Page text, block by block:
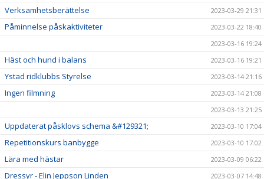
Verksamhetsberättelse 2023-03-29 21:31
Påminnelse påskaktiviteter
2023-03-22 18:40
2023-03-16 19:24
Häst och hund i balans 2023-03-16 19:21
Ystad ridklubbs Styrelse 2023-03-14 21:16
Ingen filmning
2023-03-14 21:08
2023-03-13 21:25
Uppdaterat påsklovs schema &#129321; 2023-03-10 17:04
Repetitionskurs banbygge 2023-03-10 17:02
Lära med hästar 2023-03-09 06:22
Dressyr - Elin Jeppson Linden 2023-03-07 14:48